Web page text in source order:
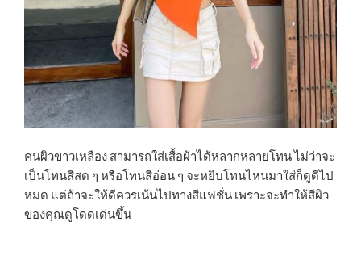
คนผิวขาวเหลือง สามารถใส่เสื้อผ้าได้หลากหลายโทน ไม่ว่าจะ
เป็นโทนสีสด ๆ หรือโทนสีอ่อน ๆ จะหยิบโทนไหนมาใส่ก็ดูดีไป
หมด แต่ถ้าจะให้ดีควรเน้นไปทางสีแฟชั่น เพราะจะทำให้สีผิว
ของคุณดูโดดเด่นขึ้น